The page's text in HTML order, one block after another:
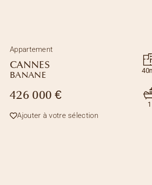
Appartement
CANNES
BANANE
426 000 €
Ajouter à votre sélection
1